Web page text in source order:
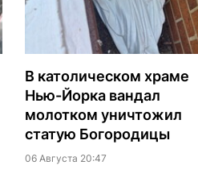
В католическом храме
Нью-Йорка вандал
молотком уничтожил
статую Богородицы
06 Августа 20:47